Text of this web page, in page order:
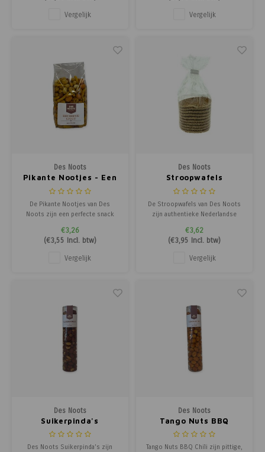
met een subtiele, pittige smaak
die langzaam opbouwt. Ze zijn
Vergelijk
met een subtiele, pittige smaak
die langzaam opbouwt. Ze zijn
Vergelijk
Des Noots
Pikante Nootjes - Een
Beetje Stout
De Pikante Nootjes van Des
Noots zijn een perfecte snack
houdt. Deze noten combineren
een stevige, krokante textuur
met een subtiele, pittige smaak
die langzaam opbouwt. Ze zijn
€3,26
(€3,55 Incl. btw)
Vergelijk
Des Noots
Stroopwafels
De Stroopwafels van Des Noots
zijn authentieke Nederlandse
dunne, knapperige wafels met een
zachte, zoete stroopvulling
ertussen. Deze traditionele
traktatie biedt een perfecte
€3,62
(€3,95 Incl. btw)
Vergelijk
Des Noots
Suikerpinda's
Des Noots Suikerpinda’s zijn
Des Noots
Tango Nuts BBQ
Tango Nuts BBQ Chili zijn pittige,